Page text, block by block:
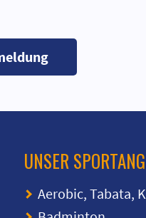
UNSER
Aerobic, Tabata,